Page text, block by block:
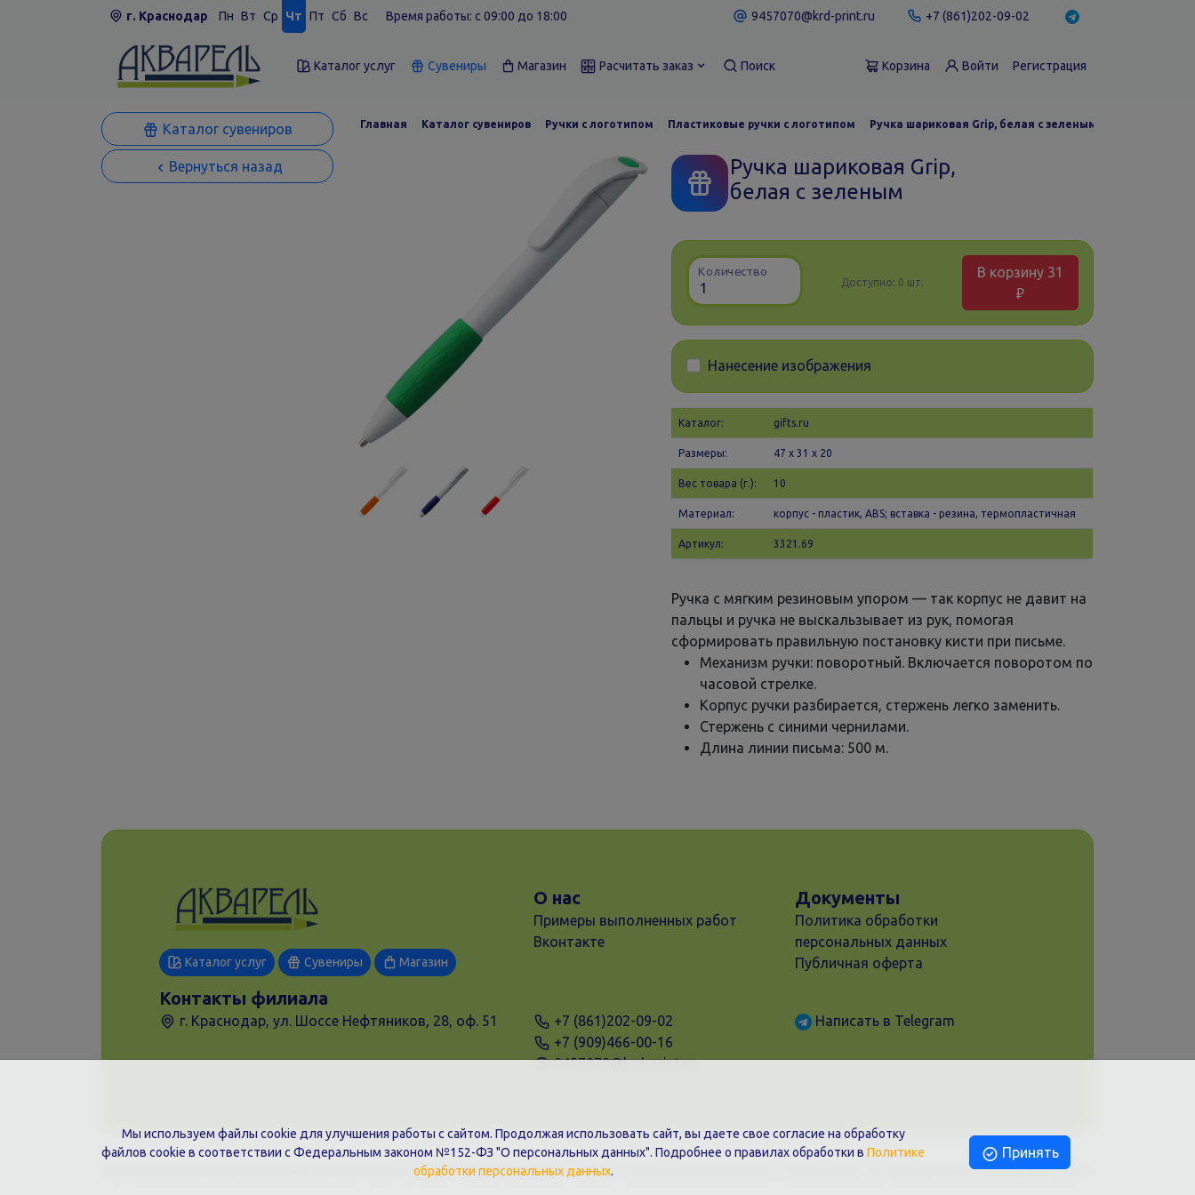
г. Краснодар Пн Вт Ср Чт Пт Сб Вс Время работы: c 09:00 до 18:00 9457070@krd-print.ru +7 (861)202-09-02
Каталог услуг Сувениры Магазин Расчитать заказ Поиск Корзина Войти Регистрация
Каталог сувениров
Вернуться назад
Главная Каталог сувениров Ручки с логотипом Пластиковые ручки с логотипом Ручка шариковая Grip, белая с зеленым
Ручка шариковая Grip,
белая с зеленым
Количество
Доступно: 0 шт.
В корзину 31
₽
Нанесение изображения
Каталог: gifts.ru
Размеры: 47 х 31 x 20
Вес товара (г.): 10
Материал: корпус - пластик, ABS; вставка - резина, термопластичная
Артикул: 3321.69
Ручка с мягким резиновым упором — так корпус не давит на
пальцы и ручка не выскальзывает из рук, помогая
сформировать правильную постановку кисти при письме.
Механизм ручки: поворотный. Включается поворотом по
часовой стрелке.
Корпус ручки разбирается, стержень легко заменить.
Стержень с синими чернилами.
Длина линии письма: 500 м.
Каталог услуг Сувениры Магазин
О нас
Примеры выполненных работ
Вконтакте
Документы
Политика обработки
персональных данных
Публичная оферта
Контакты филиала
г. Краснодар, ул. Шоссе Нефтяников, 28, оф. 51
+7 (861)202-09-02
+7 (909)466-00-16
9457070@krd-print.ru
Написать в Telegram
ИП Гончарова Нина Николаевна, ИНН: ИНН 231203775909, Юр.адрес: 350051, Краснодарский край, г. Краснодар, ул. Шоссе Нефтяников, 28, оф.51
Мы используем файлы cookie для улучшения работы с сайтом. Продолжая использовать сайт, вы даете свое согласие на обработку
файлов cookie в соответствии с Федеральным законом №152-ФЗ "О персональных данных". Подробнее о правилах обработки в Политике
обработки персональных данных.
Принять